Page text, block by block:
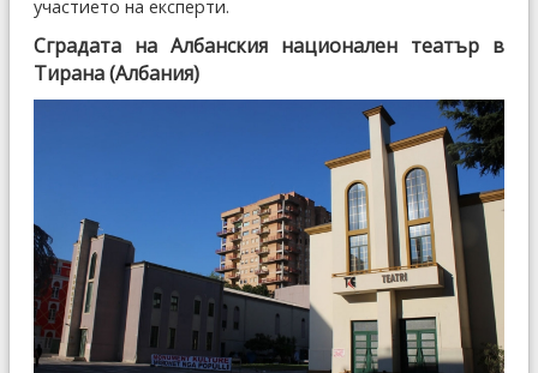
участието на експерти.
Сградата на Албанския национален театър в
Тирана (Албания)